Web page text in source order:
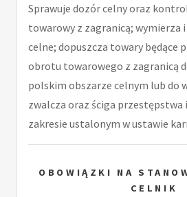
Sprawuje dozór celny oraz
towarowy z zagranicą; wymierza
celne; dopuszcza towary będące
obrotu towarowego z zagranicą
polskim obszarze celnym lub do
zwalcza oraz ściga przestępstwa
zakresie ustalonym w ustawie
OBOWIĄZKI NA
CELNIK